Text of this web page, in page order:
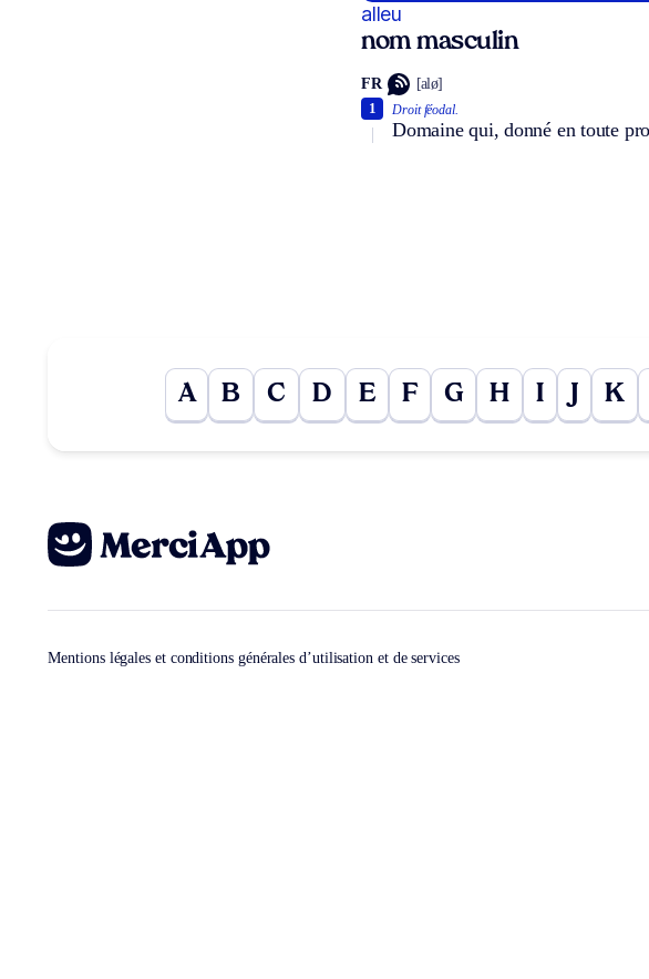
alleu
nom masculin
FR [alø]
Droit féodal.
Domaine qui, donné en toute
1
A B C D E F G H I K
Mentions légales et conditions générales d’utilisation et de services